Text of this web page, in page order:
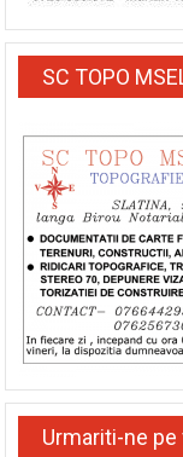
SC TOPO
Urmariti-ne